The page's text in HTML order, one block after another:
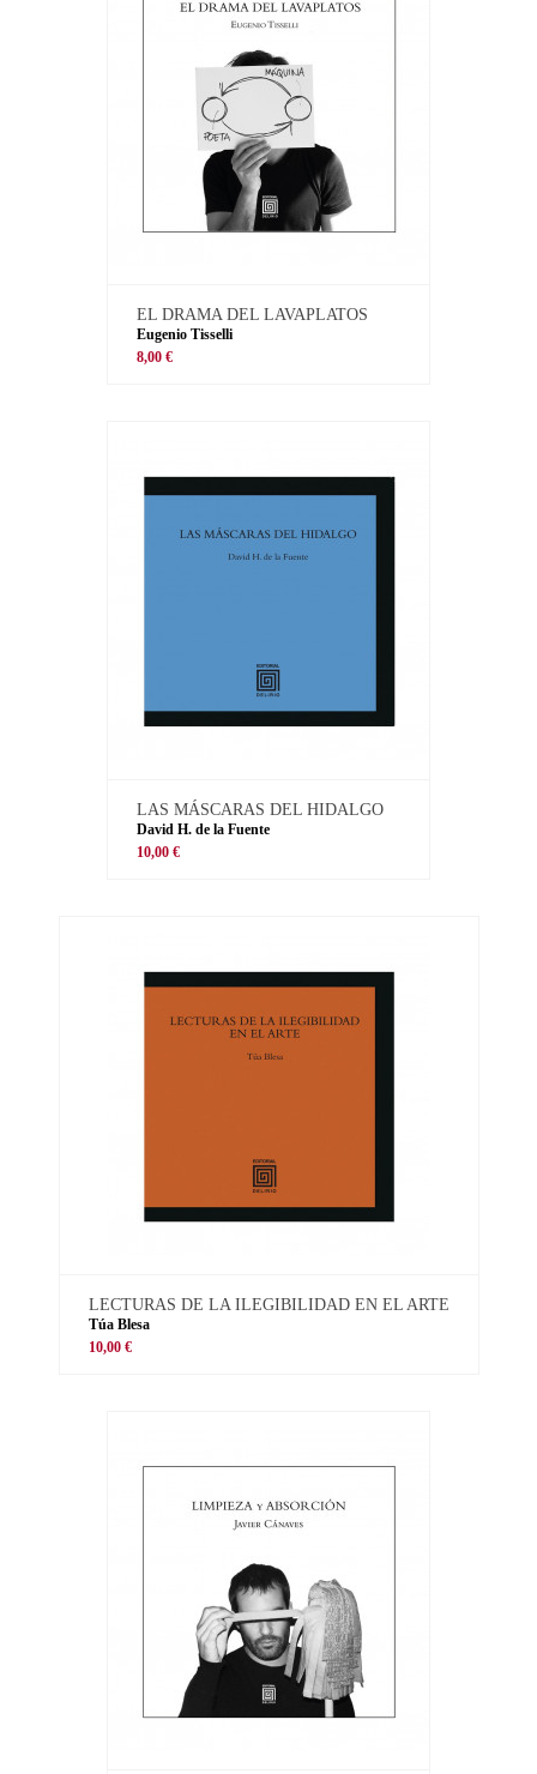
EL DRAMA DEL LAVAPLATOS
Eugenio Tisselli
8,00 €
LAS MÁSCARAS DEL HIDALGO
David H. de la Fuente
10,00 €
LECTURAS DE LA ILEGIBILIDAD EN EL ARTE
Túa Blesa
10,00 €